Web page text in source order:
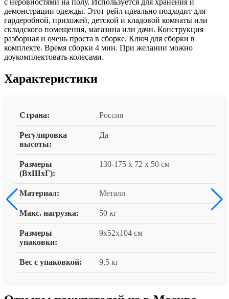
демонстрации одежды. Этот рейл идеально подходит для
гардеробной, прихожей, детской и кладовой комнаты или
складского помещения, магазина или дачи. Конструкция
разборная и очень проста в сборке. Ключ для сборки в
комплекте. Время сборки 4 мин. При желании можно
доукомплектовать колесами.
Характеристики
Страна: Россия
Регулировка
высоты:
Да
Размеры
(ВxШxГ):
130-175 x 72 x 50 см
Материал: Металл
Макс. нагрузка: 50 кг
Размеры
упаковки:
9x52x104 см
Вес с упаковкой: 9,5 кг